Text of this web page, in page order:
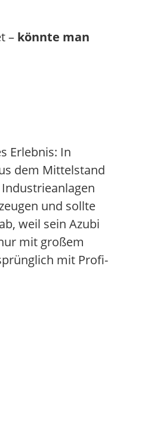
– könnte man
Erlebnis: In
dem Mittelstand
und sollte
weil sein Azubi
mit großem
mit Profi-